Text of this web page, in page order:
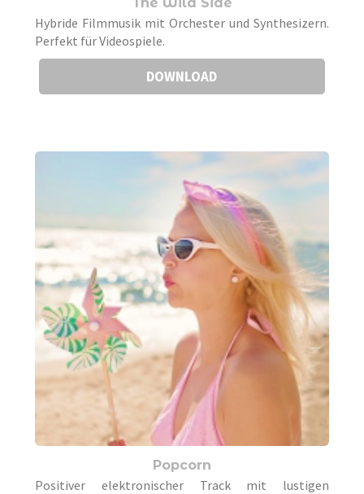
Hybride Filmmusik mit Orchester und Synthesizern.
Perfekt für Videospiele.
DOWNLOAD
Popcorn
Positiver elektronischer Track mit lustigen